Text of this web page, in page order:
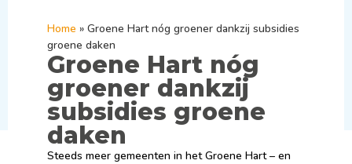
Home » Groene Hart nóg groener dankzij subsidies
groene daken
Groene Hart nóg
groener dankzij
subsidies groene
daken
Steeds meer gemeenten in het Groene Hart – en